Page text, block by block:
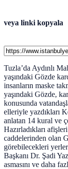
veya linki kopyala
Tuzla’da Aydınlı
yaşındaki Gözde
insanların maske
yaşındaki Gözde,
konusunda
elleriyle yazdıkları
anlatan 14 kural ve
Hazırladıkları
caddelerinden olan
görebilecekleri
Başkanı Dr. Şadi
asmasını ve daha